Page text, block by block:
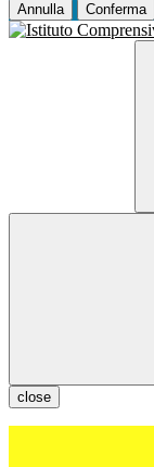
Annulla Conferma
close